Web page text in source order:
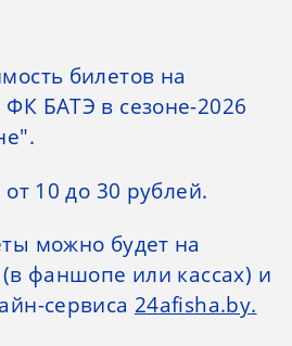
билетов на
БАТЭ в сезоне-2026
10 до 30 рублей.
можно будет на
фаншопе или кассах) и
сервиса 24afisha.by.